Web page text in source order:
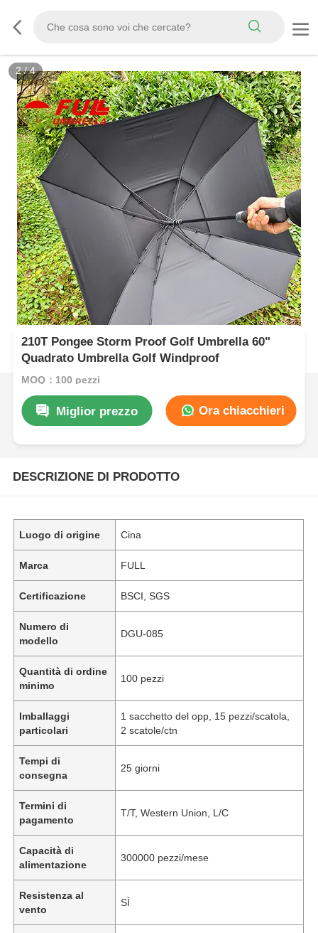
3/4
210T Pongee Storm Proof Golf Umbrella 60"
Quadrato Umbrella Golf Windproof
MOQ：100 pezzi
Miglior prezzo Ora chiacchieri
DESCRIZIONE DI PRODOTTO
Luogo di origine Cina
Marca FULL
Certificazione BSCI, SGS
Numero di
modello
DGU-085
Quantità di ordine
minimo
100 pezzi
Imballaggi
particolari
1 sacchetto del opp, 15 pezzi/scatola,
2 scatole/ctn
Tempi di
consegna
25 giorni
Termini di
pagamento
T/T, Western Union, L/C
Capacità di
alimentazione
300000 pezzi/mese
Resistenza al
vento
SÌ